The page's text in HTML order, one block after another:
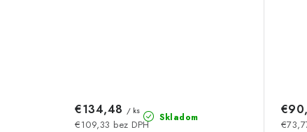
Skladom
€109,33 bez DPH
€134,48 / ks